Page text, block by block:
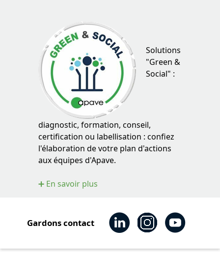
Solutions
"Green &
Social" :
diagnostic, formation, conseil,
certification ou labellisation : confiez
l'élaboration de votre plan d'actions
aux équipes d'Apave.
➕ En savoir plus
Gardons contact